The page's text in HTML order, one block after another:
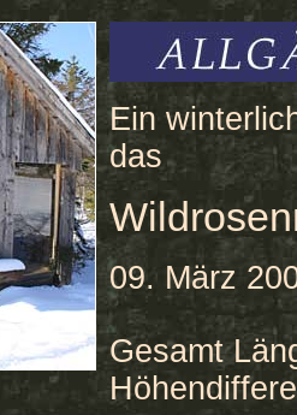
Ein
das
09. März
Gesamt